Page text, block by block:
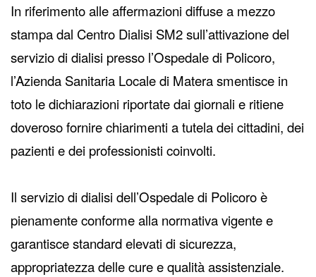
In riferimento alle affermazioni diffuse a mezzo
stampa dal Centro Dialisi SM2 sull’attivazione del
servizio di dialisi presso l’Ospedale di Policoro,
l’Azienda Sanitaria Locale di Matera smentisce in
toto le dichiarazioni riportate dai giornali e ritiene
doveroso fornire chiarimenti a tutela dei cittadini, dei
pazienti e dei professionisti coinvolti.
Il servizio di dialisi dell’Ospedale di Policoro è
pienamente conforme alla normativa vigente e
garantisce standard elevati di sicurezza,
appropriatezza delle cure e qualità assistenziale.